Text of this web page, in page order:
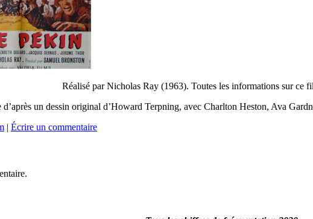
Réalisé par Nicholas Ray (1963). Toutes les informations sur ce
un dessin original d’Howard Terpning, avec Charlton Heston, Ava
| Écrire un commentaire